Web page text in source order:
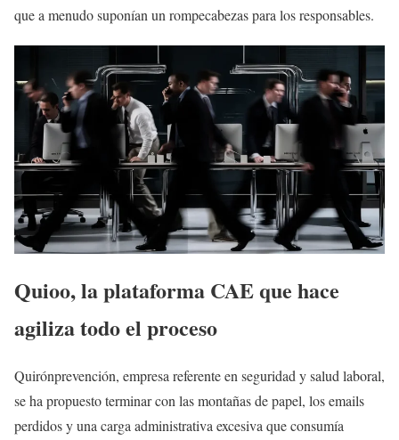
que a menudo suponían un rompecabezas para los responsables.
Quioo, la plataforma CAE que hace
agiliza todo el proceso
Quirónprevención, empresa referente en seguridad y salud laboral,
se ha propuesto terminar con las montañas de papel, los emails
perdidos y una carga administrativa excesiva que consumía